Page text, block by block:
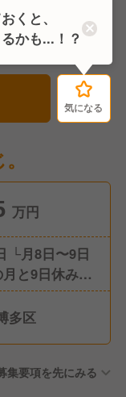
中
気になる
万円
└月8日〜9日
と9日休みの
その他
休日・休暇
出産するとき
多区
集要項を先にみる
気になる
くと、
かも...！？